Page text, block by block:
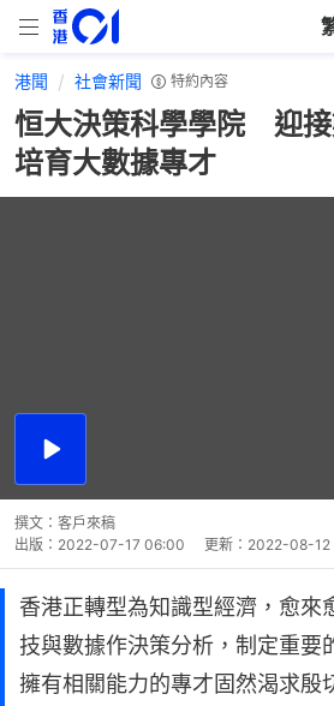
港聞 社會新聞 特約內容
恒大決策科學學院 迎
培育大數據專才
播
撰文： 客戶來稿
出版： 2022-07-17 06:00 更新： 2022-08-12
香港正轉型為知識型經濟，愈來
技與數據作決策分析，制定重要
擁有相關能力的專才固然渴求殷